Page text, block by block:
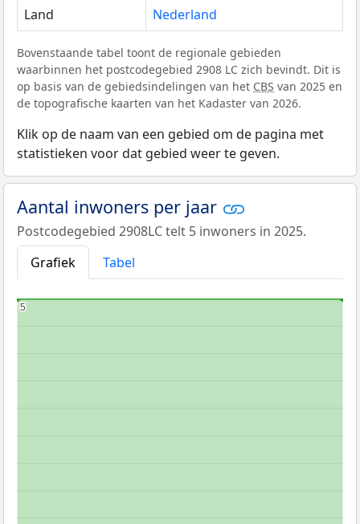
Land
Nederland
Bovenstaande tabel toont de regionale gebieden
waarbinnen het postcodegebied 2908 LC zich bevindt. Dit is
op basis van de gebiedsindelingen van het CBS van 2025 en
de topografische kaarten van het Kadaster van 2026.
Klik op de naam van een gebied om de pagina met
statistieken voor dat gebied weer te geven.
Aantal inwoners per jaar
Postcodegebied 2908LC telt 5 inwoners in 2025.
Grafiek
Tabel
5
5